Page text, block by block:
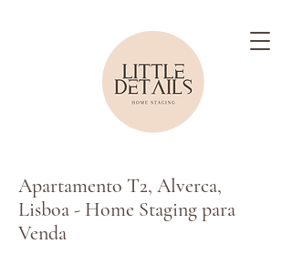
Apartamento T2, Alverca,
Lisboa - Home Staging para
Venda